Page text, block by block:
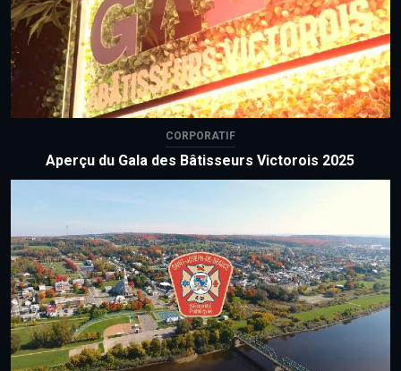
CORPORATIF
Aperçu du Gala des Bâtisseurs Victorois 2025